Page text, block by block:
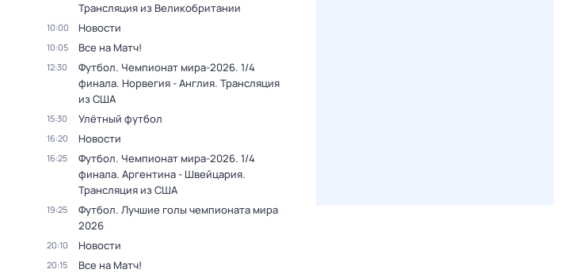
Трансляция из Великобритании
10:00 Новости
10:05 Все на Матч!
12:30
Футбол. Чемпионат мира-2026. 1/4
финала. Норвегия - Англия. Трансляция
из США
15:30 Улётный футбол
16:20 Новости
16:25
Футбол. Чемпионат мира-2026. 1/4
финала. Аргентина - Швейцария.
Трансляция из США
19:25
Футбол. Лучшие голы чемпионата мира
2026
20:10 Новости
20:15 Все на Матч!